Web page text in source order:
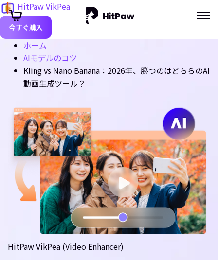
HitPaw VikPea
今すぐ購入
ホーム
AIモデルのコツ
Kling vs Nano Banana：2026年、勝つのはどちらのAI
動画生成ツール？
HitPaw VikPea (Video Enhancer)